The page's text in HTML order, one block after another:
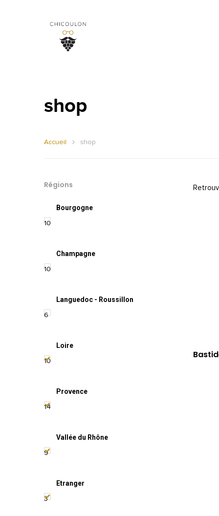
shop
Accueil shop
Régions
Bourgogne
10
Champagne
10
Languedoc - Roussillon
6
Loire
10
Provence
14
Vallée du Rhône
9
Etranger
3